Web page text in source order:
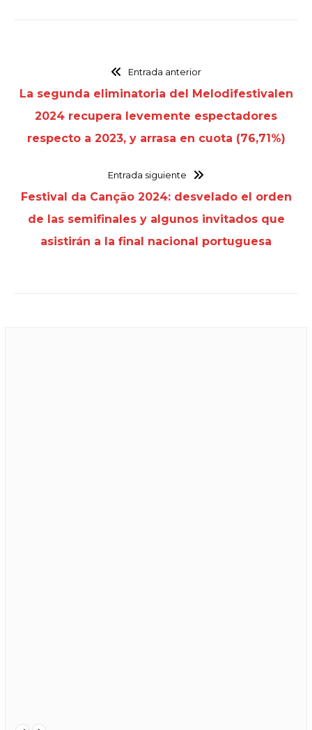
Entrada anterior
La segunda eliminatoria del Melodifestivalen
2024 recupera levemente espectadores
respecto a 2023, y arrasa en cuota (76,71%)
Entrada siguiente
Festival da Canção 2024: desvelado el orden
de las semifinales y algunos invitados que
asistirán a la final nacional portuguesa